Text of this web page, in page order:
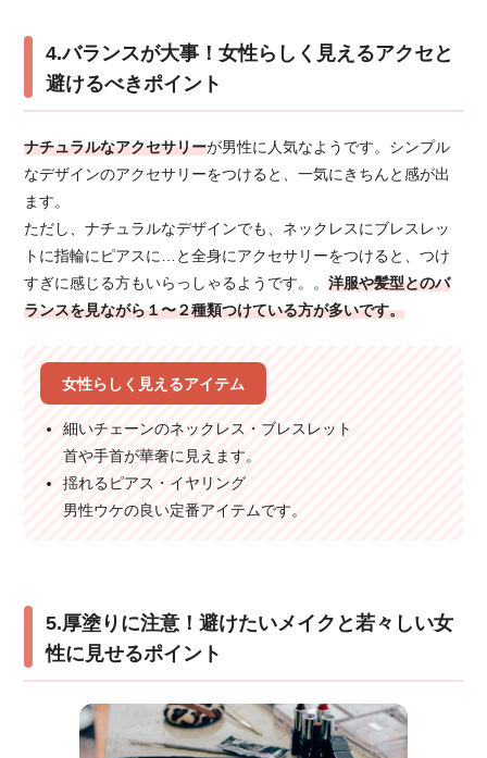
4.バランスが大事！女性らしく見えるアクセと
避けるべきポイント
ナチュラルなアクセサリーが男性に人気なようです。シンプル
なデザインのアクセサリーをつけると、一気にきちんと感が出
ます。
ただし、ナチュラルなデザインでも、ネックレスにブレスレッ
トに指輪にピアスに…と全身にアクセサリーをつけると、つけ
すぎに感じる方もいらっしゃるようです。。洋服や髪型とのバ
ランスを見ながら１〜２種類つけている方が多いです。
女性らしく見えるアイテム
細いチェーンのネックレス・ブレスレット
首や手首が華奢に見えます。
揺れるピアス・イヤリング
男性ウケの良い定番アイテムです。
5.厚塗りに注意！避けたいメイクと若々しい女
性に見せるポイント